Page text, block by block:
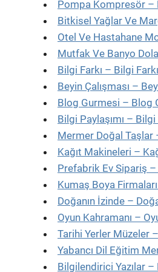
Pompa Kompresör
Bitkisel Yağlar Ve
Otel Ve Hastahane
Mutfak Ve Banyo
Bilgi Farkı – Bilgi Farkı
Beyin Çalışması –
Blog Gurmesi – Blog
Bilgi Paylaşımı – Bilgi
Mermer Doğal Taşlar
Kağıt Makineleri –
Prefabrik Ev Sipariş
Kumaş Boya
Doğanın İzinde –
Oyun Kahramanı –
Tarihi Yerler Müzeler
Yabancı Dil Eğitim
Bilgilendirici Yazılar